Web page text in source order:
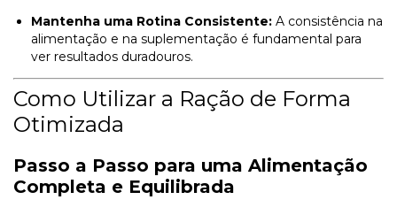
Mantenha uma Rotina Consistente: A consistência na
alimentação e na suplementação é fundamental para
ver resultados duradouros.
Como Utilizar a Ração de Forma
Otimizada
Passo a Passo para uma Alimentação
Completa e Equilibrada